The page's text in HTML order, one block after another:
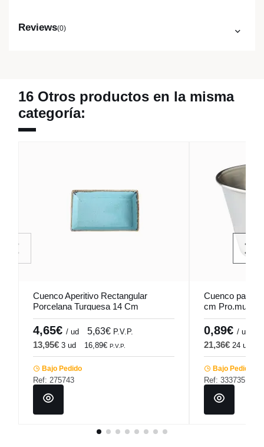
Reviews(0)
16 Otros productos en la misma
categoría:
Cuenco Aperitivo Rectangular
Porcelana Turquesa 14 Cm
Seasons Porland
4,65€ / ud 5,63€ P.V.P.
13,95€ 3 ud 16,89€ P.V.P.
Bajo Pedido
Ref: 275743
Cuenco para
cm Pro.mundi
0,89€ / ud
21,36€ 24 ud
Bajo Pedido
Ref: 333735